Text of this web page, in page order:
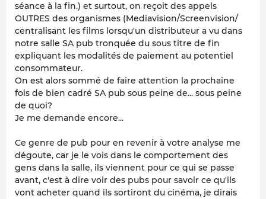
séance à la fin.) et surtout, on reçoit des appels
OUTRES des organismes (Mediavision/Screenvision/
centralisant les films lorsqu'un distributeur a vu dans
notre salle SA pub tronquée du sous titre de fin
expliquant les modalités de paiement au potentiel
consommateur.
On est alors sommé de faire attention la prochaine
fois de bien cadré SA pub sous peine de... sous peine
de quoi?
Je me demande encore...
Ce genre de pub pour en revenir à votre analyse me
dégoute, car je le vois dans le comportement des
gens dans la salle, ils viennent pour ce qui se passe
avant, c'est à dire voir des pubs pour savoir ce qu'ils
vont acheter quand ils sortiront du cinéma, je dirais